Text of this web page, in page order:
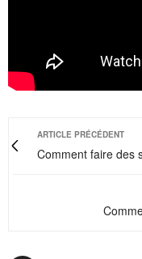
ARTICLE PRÉCÉDENT
Comment faire des